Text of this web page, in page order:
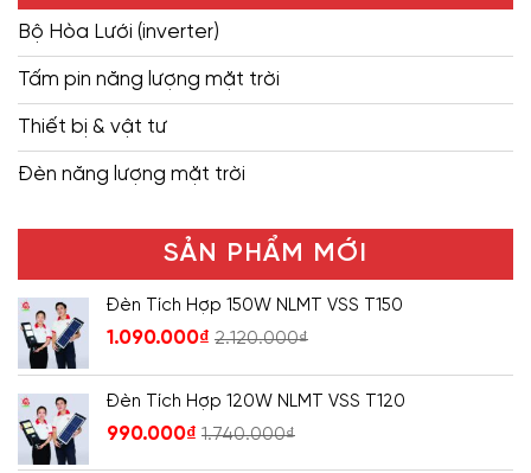
Bộ Hòa Lưới (inverter)
Tấm pin năng lượng mặt trời
Thiết bị & vật tư
Đèn năng lượng mặt trời
SẢN PHẨM MỚI
Đèn Tích Hợp 150W NLMT VSS T150
1.090.000₫ 2.120.000₫
Đèn Tích Hợp 120W NLMT VSS T120
990.000₫ 1.740.000₫